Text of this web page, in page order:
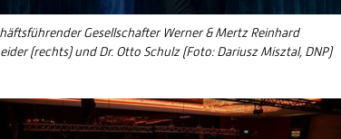
Gesellschafter Werner & Mertz Reinhard
(rechts) und Dr. Otto Schulz (Foto: Dariusz Misztal, DNP)